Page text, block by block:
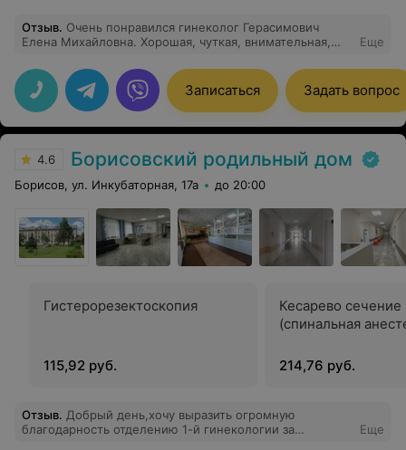
мочи)
Отзыв. Очень понравился гинеколог Герасимович
Елена Михайловна. Хорошая, чуткая, внимательная,
очень подробно объяснит и даст необходимые
рекомендации.
Еще
Записаться Задать вопрос
4.6 Борисовский родильный дом
Борисов, ул. Инкубаторная, 17а до 20:00
Гистерорезектоскопия
115,92 руб.
Кесарево сечение
(спинальная
214,76 руб.
Отзыв. Добрый день,хочу выразить огромную
благодарность отделению 1-й гинекологии за
Еще